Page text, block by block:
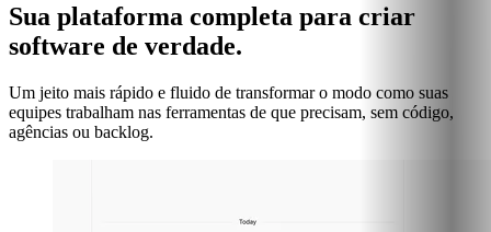
Sua plataforma completa para criar
software de verdade.
Um jeito mais rápido e fluido de transformar o modo como suas
equipes trabalham nas ferramentas de que precisam, sem código,
agências ou backlog.